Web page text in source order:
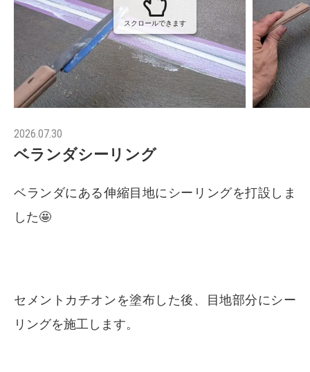
スクロールできます
2026.07.30
ベランダシーリング
ベランダにある伸縮目地にシーリングを打設しま
した🤩
セメントカチオンを塗布した後、目地部分にシー
リングを施工します。